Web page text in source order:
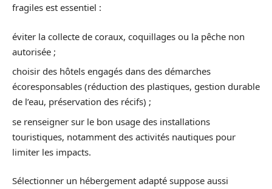
fragiles est essentiel :
éviter la collecte de coraux, coquillages ou la pêche non
autorisée ;
choisir des hôtels engagés dans des démarches
écoresponsables (réduction des plastiques, gestion durable
de l’eau, préservation des récifs) ;
se renseigner sur le bon usage des installations
touristiques, notamment des activités nautiques pour
limiter les impacts.
Sélectionner un hébergement adapté suppose aussi